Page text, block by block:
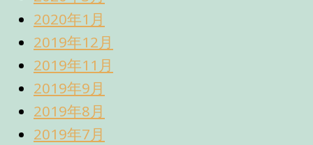
2020年1月
2019年12月
2019年11月
2019年9月
2019年8月
2019年7月